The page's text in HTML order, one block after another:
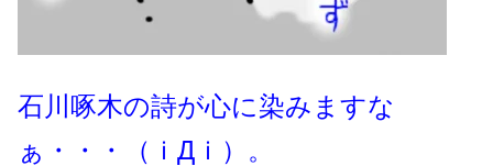
石川啄木の詩が心に染みますな
ぁ・・・（ｉДｉ）。